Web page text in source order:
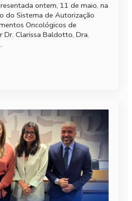
ontem, 11 de maio, na
do Sistema de Autorização
Oncológicos de
Clarissa Baldotto, Dra.